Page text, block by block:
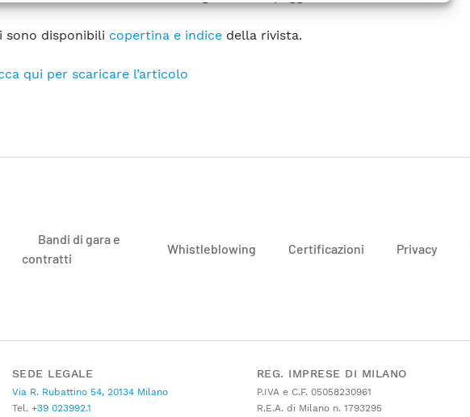
sono disponibili copertina e indicedella rivista.
qui per scaricare l’articolo
Bandi di gara e
contratti
Whistleblowing Certificazioni Privacy
SEDE LEGALE
Via R. Rubattino 54, 20134 Milano
Tel.+39 023992.1
REG. IMPRESE DI MILANO
P.IVA e C.F. 05058230961
R.E.A. di Milano n. 1793295